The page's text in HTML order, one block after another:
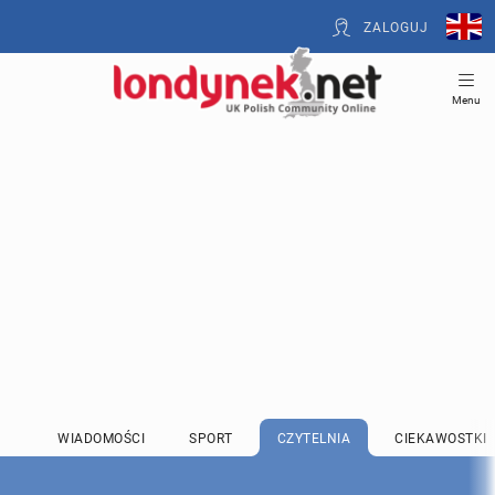
ZALOGUJ
Menu
WIADOMOŚCI SPORT CZYTELNIA CIEKAWOSTKI